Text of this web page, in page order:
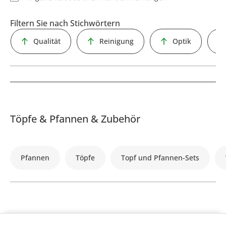
Filtern Sie nach Stichwörtern
Qualität Reinigung Optik
Töpfe & Pfannen & Zubehör
Pfannen Töpfe Topf und Pfannen-Sets